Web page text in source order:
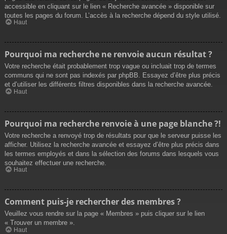
accessible en cliquant sur le lien « Recherche avancée » disponible sur
toutes les pages du forum. L’accès à la recherche dépend du style utilisé.
Haut
Pourquoi ma recherche ne renvoie aucun résultat ?
Votre recherche était probablement trop vague ou incluait trop de termes
communs qui ne sont pas indexés par phpBB. Essayez d’être plus précis
et d’utiliser les différents filtres disponibles dans la recherche avancée.
Haut
Pourquoi ma recherche renvoie à une page blanche ?!
Votre recherche a renvoyé trop de résultats pour que le serveur puisse les
afficher. Utilisez la recherche avancée et essayez d’être plus précis dans
les termes employés et dans la sélection des forums dans lesquels vous
souhaitez effectuer une recherche.
Haut
Comment puis-je rechercher des membres ?
Veuillez vous rendre sur la page « Membres » puis cliquer sur le lien
« Trouver un membre ».
Haut